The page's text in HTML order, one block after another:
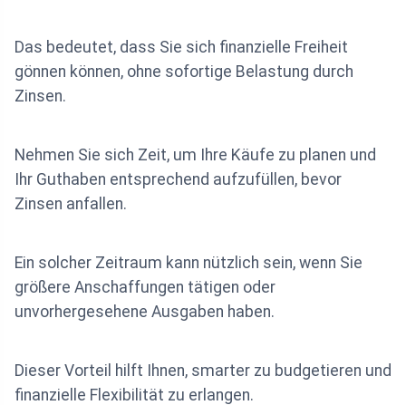
Das bedeutet, dass Sie sich finanzielle Freiheit
gönnen können, ohne sofortige Belastung durch
Zinsen.
Nehmen Sie sich Zeit, um Ihre Käufe zu planen und
Ihr Guthaben entsprechend aufzufüllen, bevor
Zinsen anfallen.
Ein solcher Zeitraum kann nützlich sein, wenn Sie
größere Anschaffungen tätigen oder
unvorhergesehene Ausgaben haben.
Dieser Vorteil hilft Ihnen, smarter zu budgetieren und
finanzielle Flexibilität zu erlangen.